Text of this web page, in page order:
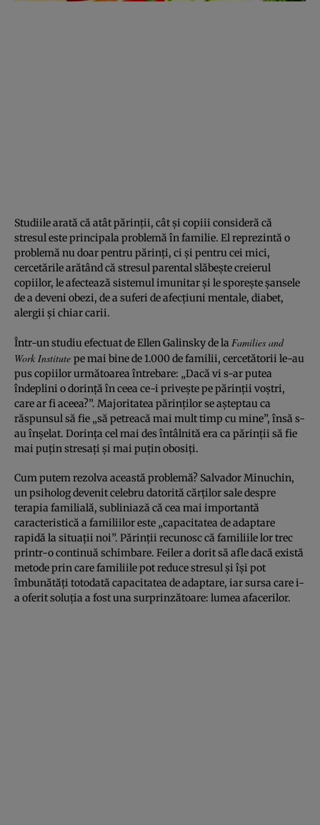
Studiile arată că atât părinţii, cât şi copiii consideră că
stresul este principala problemă în familie. El reprezintă o
problemă nu doar pentru părinţi, ci şi pentru cei mici,
cercetările arătând că stresul parental slăbeşte creierul
copiilor, le afectează sistemul imunitar şi le sporeşte şansele
de a deveni obezi, de a suferi de afecţiuni mentale, diabet,
alergii şi chiar carii.
Într-un studiu efectuat de Ellen Galinsky de la Families and
Work Institute pe mai bine de 1.000 de familii, cercetătorii le-au
pus copiilor următoarea întrebare: „Dacă vi s-ar putea
îndeplini o dorinţă în ceea ce-i priveşte pe părinţii voştri,
care ar fi aceea?”. Majoritatea părinţilor se aşteptau ca
răspunsul să fie „să petreacă mai mult timp cu mine”, însă s-
au înşelat. Dorinţa cel mai des întâlnită era ca părinţii să fie
mai puţin stresaţi şi mai puţin obosiţi.
Cum putem rezolva această problemă? Salvador Minuchin,
un psiholog devenit celebru datorită cărţilor sale despre
terapia familială, subliniază că cea mai importantă
caracteristică a familiilor este „capacitatea de adaptare
rapidă la situaţii noi”. Părinţii recunosc că familiile lor trec
printr-o continuă schimbare. Feiler a dorit să afle dacă există
metode prin care familiile pot reduce stresul şi îşi pot
îmbunătăţi totodată capacitatea de adaptare, iar sursa care i-
a oferit soluţia a fost una surprinzătoare: lumea afacerilor.